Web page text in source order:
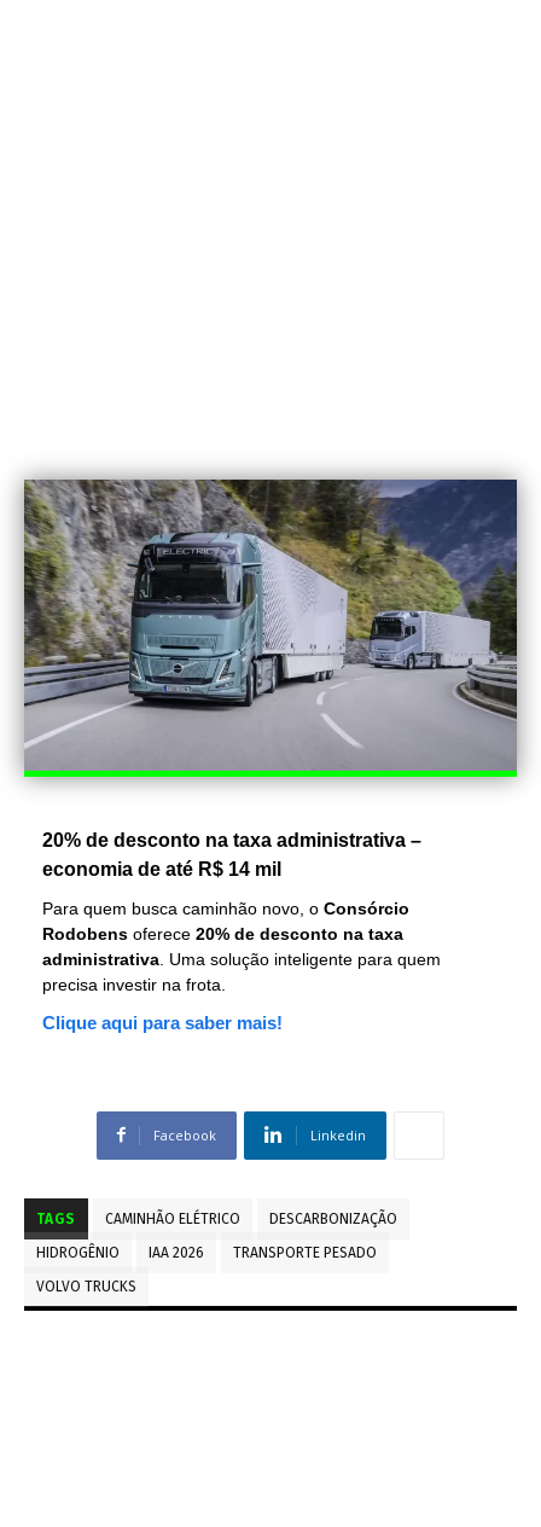
20% de desconto na taxa administrativa –
economia de até R$ 14 mil
Para quem busca caminhão novo, o Consórcio
Rodobens oferece 20% de desconto na taxa
administrativa . Uma solução inteligente para quem
precisa investir na frota.
Clique aqui para saber mais!
Facebook Linkedin
TAGS CAMINHÃO ELÉTRICO
DESCARBONIZAÇÃO
HIDROGÊNIO
IAA 2026
TRANSPORTE PESADO
VOLVO TRUCKS